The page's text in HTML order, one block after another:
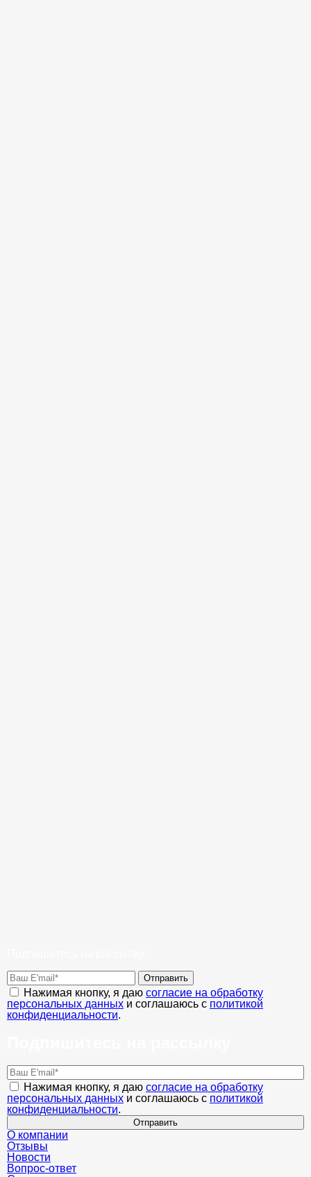
Отправить
Нажимая кнопку, я даю согласие на обработку
персональных данных и соглашаюсь с политикой
конфиденциальности.
Нажимая кнопку, я даю согласие на обработку
персональных данных и соглашаюсь с политикой
конфиденциальности.
Отправить
О компании
Отзывы
Новости
Вопрос-ответ